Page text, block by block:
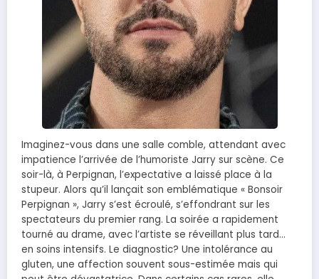
Imaginez-vous dans une salle comble, attendant avec
impatience l’arrivée de l’humoriste Jarry sur scène. Ce
soir-là, à Perpignan, l’expectative a laissé place à la
stupeur. Alors qu’il lançait son emblématique « Bonsoir
Perpignan », Jarry s’est écroulé, s’effondrant sur les
spectateurs du premier rang. La soirée a rapidement
tourné au drame, avec l’artiste se réveillant plus tard…
en soins intensifs. Le diagnostic? Une intolérance au
gluten, une affection souvent sous-estimée mais qui